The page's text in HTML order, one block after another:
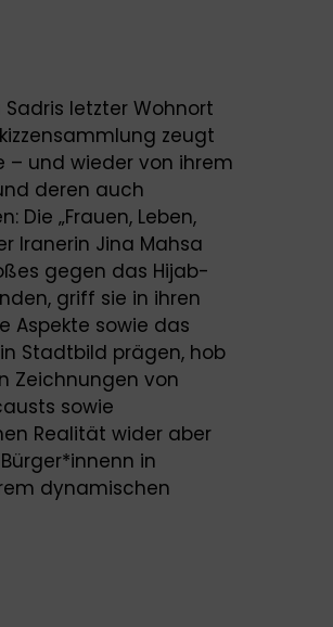
letzter Wohnort
zeugt
und wieder von ihrem
deren auch
Die „Frauen, Leben,
Iranerin Jina Mahsa
gegen das Hijab-
griff sie in ihren
Aspekte sowie das
Stadtbild prägen, hob
Zeichnungen von
sowie
Realität wider aber
in
dynamischen